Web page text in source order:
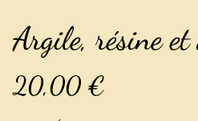
Argile, résine et
20,00 €